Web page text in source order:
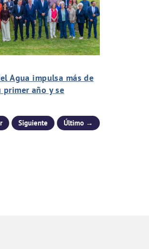
Agua impulsa más de
primer año y se
Siguiente Último →